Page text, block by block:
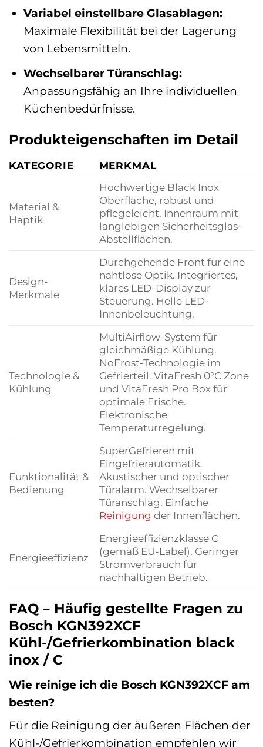
Variabel einstellbare Glasablagen:
Maximale Flexibilität bei der Lagerung
von Lebensmitteln.
Wechselbarer Türanschlag:
Anpassungsfähig an Ihre individuellen
Küchenbedürfnisse.
Produkteigenschaften im Detail
KATEGORIE MERKMAL
Material &
Haptik
Hochwertige Black Inox
Oberfläche, robust und
pflegeleicht. Innenraum mit
langlebigen Sicherheitsglas-
Abstellflächen.
Design-
Merkmale
Durchgehende Front für eine
nahtlose Optik. Integriertes,
klares LED-Display zur
Steuerung. Helle LED-
Innenbeleuchtung.
Technologie &
Kühlung
MultiAirflow-System für
gleichmäßige Kühlung.
NoFrost-Technologie im
Gefrierteil. VitaFresh 0°C Zone
und VitaFresh Pro Box für
optimale Frische.
Elektronische
Temperaturregelung.
Funktionalität &
Bedienung
SuperGefrieren mit
Eingefrierautomatik.
Akustischer und optischer
Türalarm. Wechselbarer
Türanschlag. Einfache
Reinigung der Innenflächen.
Energieeffizienz
Energieeffizienzklasse C
(gemäß EU-Label). Geringer
Stromverbrauch für
nachhaltigen Betrieb.
FAQ – Häufig gestellte Fragen zu
Bosch KGN392XCF
Kühl-/Gefrierkombination black
inox / C
Wie reinige ich die Bosch KGN392XCF am
besten?
Für die Reinigung der äußeren Flächen der
Kühl-/Gefrierkombination empfehlen wir